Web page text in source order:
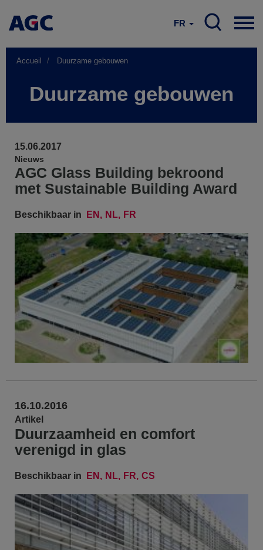
FR
Accueil Duurzame gebouwen
Duurzame gebouwen
15.06.2017
Nieuws
AGC Glass Building bekroond
met Sustainable Building Award
Beschikbaar in EN NL FR
16.10.2016
Artikel
Duurzaamheid en comfort
verenigd in glas
Beschikbaar in EN NL FR CS